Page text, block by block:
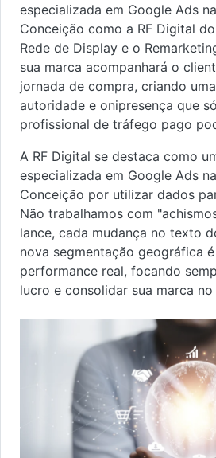
especializada em Google Ads
Conceição como a RF Digital
Rede de Display e o
sua marca acompanhará o
jornada de compra, criando
autoridade e onipresença que
profissional de tráfego pago
A RF Digital se destaca como
especializada em Google Ads
Conceição por utilizar dados
Não trabalhamos com
lance, cada mudança no texto
nova segmentação geográfica
performance real, focando
lucro e consolidar sua marca